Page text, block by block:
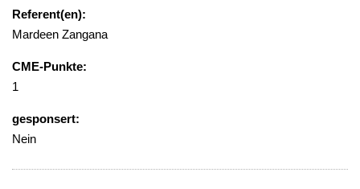
Referent(en):
Mardeen Zangana
CME-Punkte:
1
gesponsert:
Nein